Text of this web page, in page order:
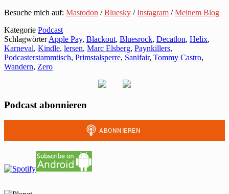
Besuche mich auf: Mastodon /Bluesky /Instagram /Meinem Blog
Kategorie Podcast
SchlagwörterApple Pay, Blackout, Bluesrock, Decatlon, Helix,
Karneval, Kindle, lersen, Marc Elsberg, Paynkillers,
Podcasterstammtisch, Primstalsperre, Sanifair, Tommy Castro,
Wandern, Zero
Podcast abonnieren